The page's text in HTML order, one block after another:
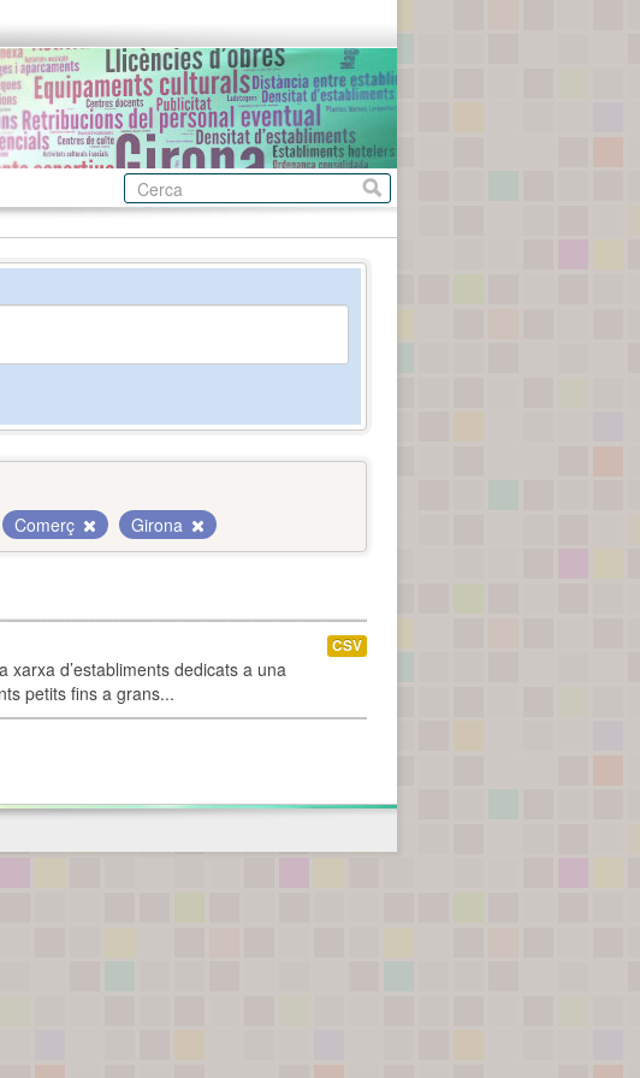
Comerç Girona
d’establiments dedicats a una
petits fins a grans...
CSV